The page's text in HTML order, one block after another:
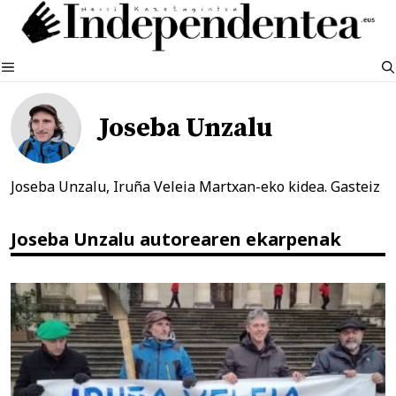
Edukira
salto
MENUA
Joseba Unzalu
Joseba Unzalu, Iruña Veleia Martxan-eko kidea. Gasteiz
Joseba Unzalu autorearen ekarpenak